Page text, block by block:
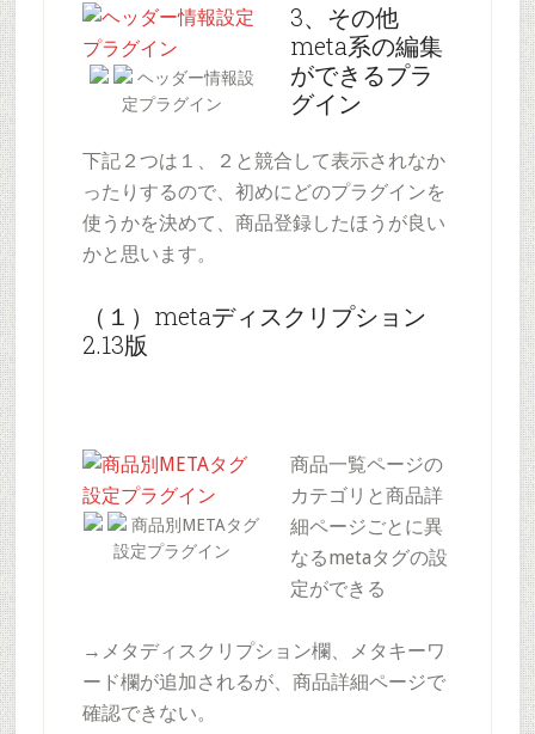
ヘッダー情報設
定プラグイン
3、その他
meta系の編集
ができるプラ
グイン
下記２つは１、２と競合して表示されなか
ったりするので、初めにどのプラグインを
使うかを決めて、商品登録したほうが良い
かと思います。
（１）metaディスクリプション
2.13版
商品別METAタグ
設定プラグイン
商品一覧ページの
カテゴリと商品詳
細ページごとに異
なるmetaタグの設
定ができる
→メタディスクリプション欄、メタキーワ
ード欄が追加されるが、商品詳細ページで
確認できない。